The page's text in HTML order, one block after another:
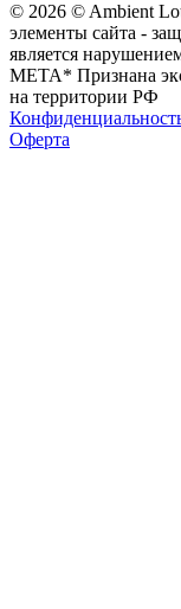
© 2026 © Ambient
элементы сайта -
является
МЕТА* Признана
на территории РФ
Оферта